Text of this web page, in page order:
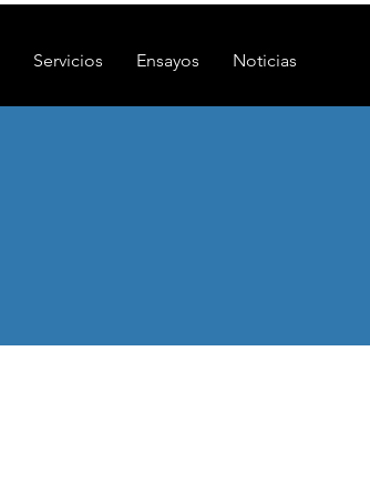
Servicios Ensayos Noticias